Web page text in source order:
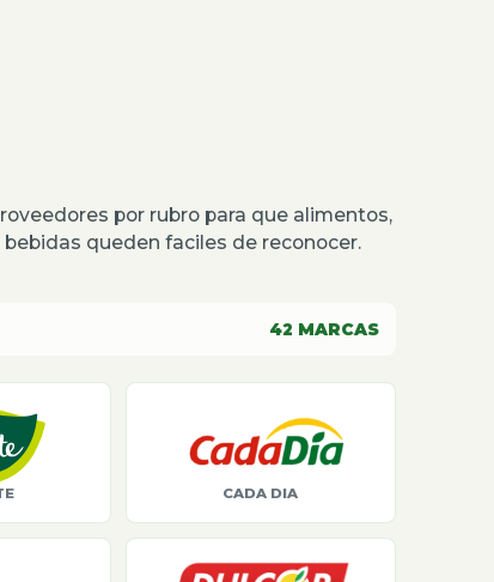
por rubro para que alimentos,
queden faciles de reconocer.
42 MARCAS
CADA DIA